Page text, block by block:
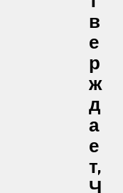
В
Е
Р
Ж
Д
А
Е
Т,